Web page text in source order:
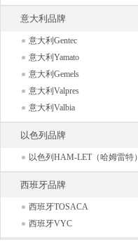
意大利品牌
意大利Gentec
意大利Yamato
意大利Gemels
意大利Valpres
意大利Valbia
以色列品牌
以色列HAM-LET（哈姆雷特）
西班牙品牌
西班牙TOSACA
西班牙VYC